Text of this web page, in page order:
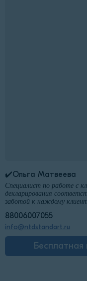
✔️Ольга Матвеева
Специалист по работе с
декларирования
заботой к каждому
88006007055
info@ntdstandart.ru
Бесплатная